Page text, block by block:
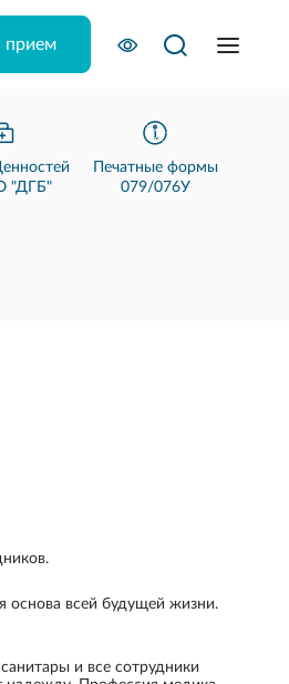
"ДГБ"
Печатные формы
079/076У
основа всей будущей жизни.
и все сотрудники
прием